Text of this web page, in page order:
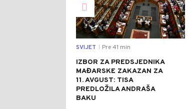
SVIJET Pre 41 min
IZBOR ZA PREDSJEDNIKA
MAĐARSKE ZAKAZAN ZA
11. AVGUST: TISA
PREDLOŽILA ANDRAŠA
BAKU